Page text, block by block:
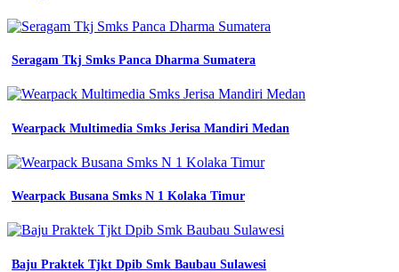
pusat
konveksi
jogja
wearpack
kemeja
lapangan
smk
apa
smk
mesin
hijau
Seragam Tkj Smks Panca Dharma Sumatera
Wearpack Multimedia Smks Jerisa Mandiri Medan
Wearpack Busana Smks N 1 Kolaka Timur
Baju Praktek Tjkt Dpib Smk Baubau Sulawesi